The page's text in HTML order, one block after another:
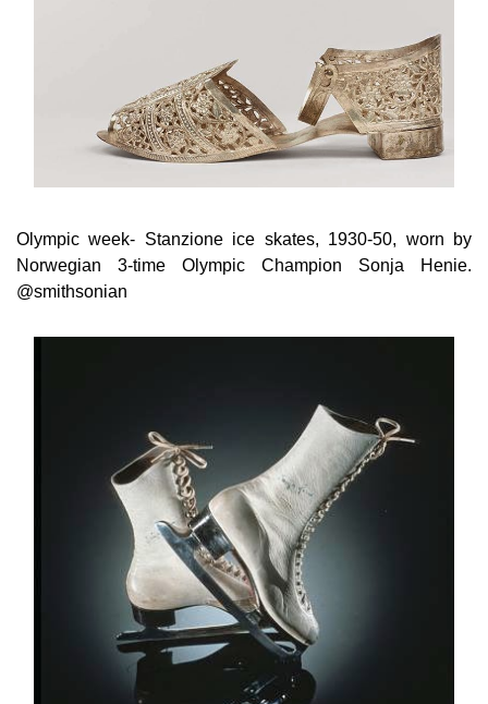
Olympic week- Stanzione ice skates, 1930-50, worn by
Norwegian 3-time Olympic Champion Sonja Henie.
@smithsonian